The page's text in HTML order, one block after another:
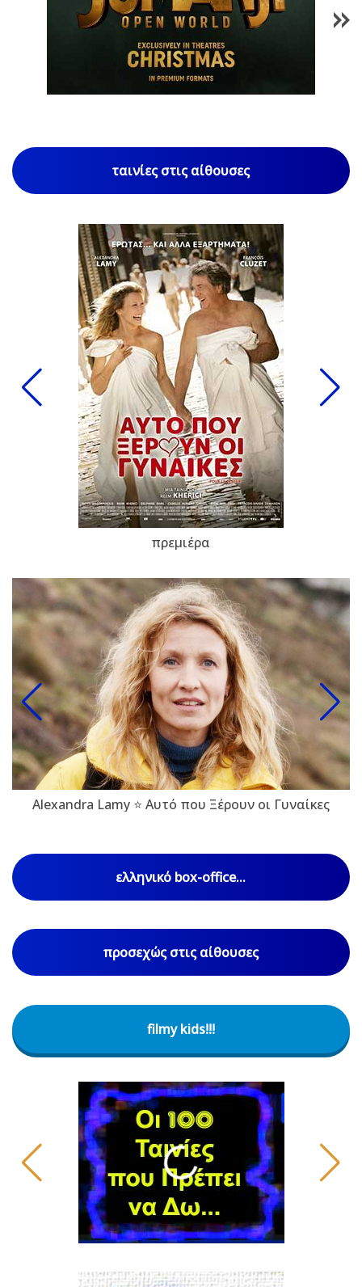
1/85
ταινίες στις αίθουσες
πρεμιέρα
Alexandra Lamy ⭐ Αυτό που Ξέρουν οι Γυναίκες
ελληνικό box-office...
προσεχώς στις αίθουσες
filmy kids!!!